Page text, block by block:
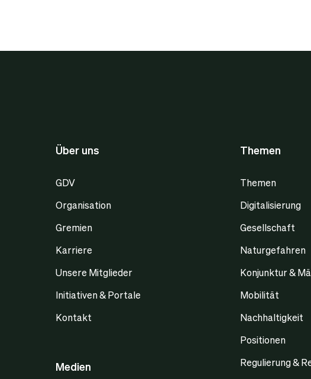
Über uns
GDV
Organisation
Gremien
Karriere
Unsere Mitglieder
Initiativen & Portale
Kontakt
Medien
Themen
Themen
Digitalisierung
Gesellschaft
Naturgefahren
Konjunktur &
Mobilität
Nachhaltigkeit
Positionen
Regulierung &